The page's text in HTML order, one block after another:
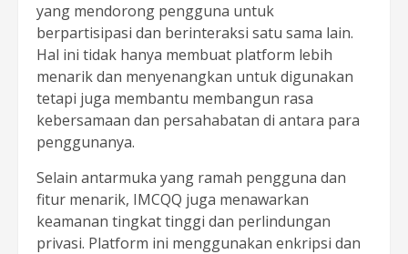
yang mendorong pengguna untuk
berpartisipasi dan berinteraksi satu sama lain.
Hal ini tidak hanya membuat platform lebih
menarik dan menyenangkan untuk digunakan
tetapi juga membantu membangun rasa
kebersamaan dan persahabatan di antara para
penggunanya.
Selain antarmuka yang ramah pengguna dan
fitur menarik, IMCQQ juga menawarkan
keamanan tingkat tinggi dan perlindungan
privasi. Platform ini menggunakan enkripsi dan